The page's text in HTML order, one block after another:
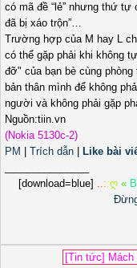
có mã đề “lẻ” nhưng thứ
đã bị xáo trộn”…
Trường hợp của M hay L
có thể gặp phải khi không
đỡ" của bạn bè cùng
bản thân mình để không
người và không phải gặp
Nguồn:tiin.vn
(Nokia 5130c-2)
PM
Trích dẫn Like bài
[download=blue] ..::ღ « B